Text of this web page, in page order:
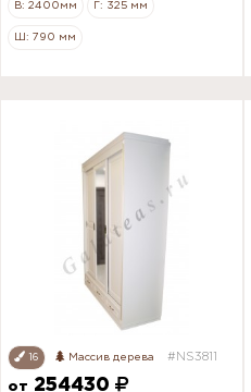
В: 2400мм Г: 325 мм
Ш: 790 мм
16 Массив дерева #NS3811
от
254430